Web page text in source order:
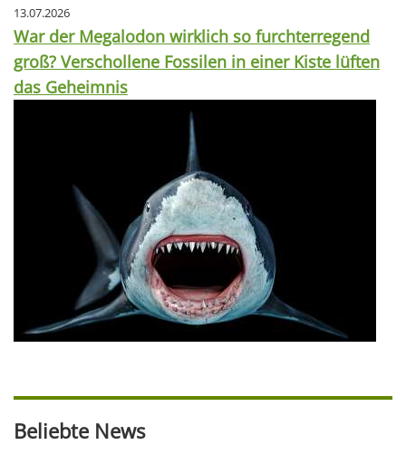
13.07.2026
War der Megalodon wirklich so furchterregend
groß? Verschollene Fossilen in einer Kiste lüften
das Geheimnis
Beliebte News